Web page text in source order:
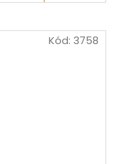
Kód: 3758